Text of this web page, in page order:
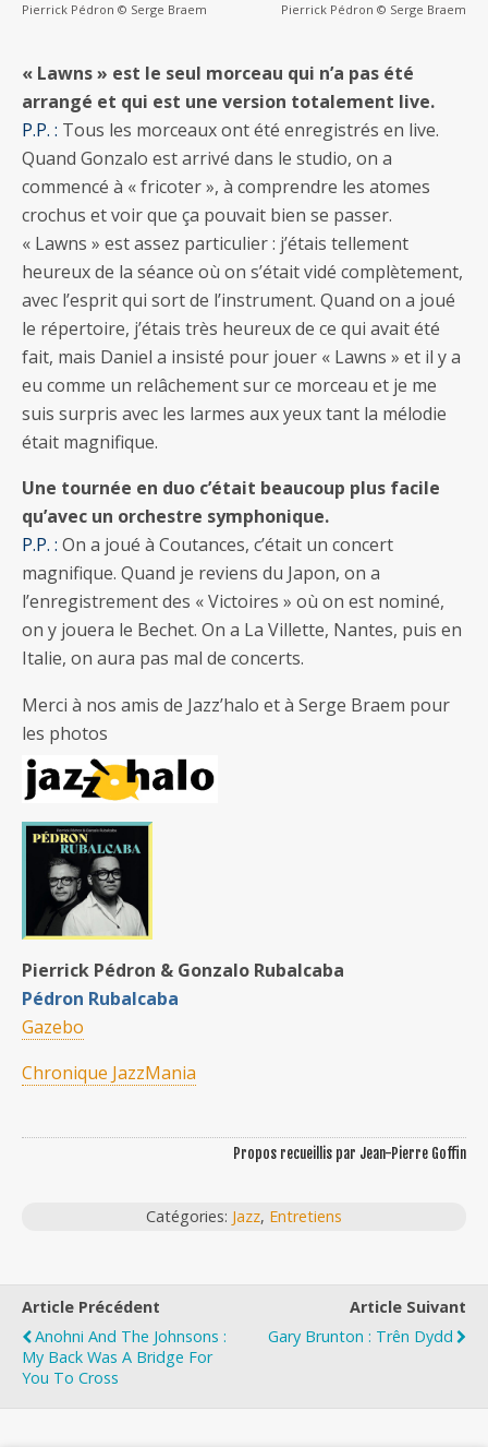
Pierrick Pédron © Serge Braem Pierrick Pédron © Serge Braem
« Lawns » est le seul morceau qui n’a pas été
arrangé et qui est une version totalement live.
P.P. : Tous les morceaux ont été enregistrés en live.
Quand Gonzalo est arrivé dans le studio, on a
commencé à « fricoter », à comprendre les atomes
crochus et voir que ça pouvait bien se passer.
« Lawns » est assez particulier : j’étais tellement
heureux de la séance où on s’était vidé complètement,
avec l’esprit qui sort de l’instrument. Quand on a joué
le répertoire, j’étais très heureux de ce qui avait été
fait, mais Daniel a insisté pour jouer « Lawns » et il y a
eu comme un relâchement sur ce morceau et je me
suis surpris avec les larmes aux yeux tant la mélodie
était magnifique.
Une tournée en duo c’était beaucoup plus facile
qu’avec un orchestre symphonique.
P.P. : On a joué à Coutances, c’était un concert
magnifique. Quand je reviens du Japon, on a
l’enregistrement des « Victoires » où on est nominé,
on y jouera le Bechet. On a La Villette, Nantes, puis en
Italie, on aura pas mal de concerts.
Merci à nos amis de Jazz’halo et à Serge Braem pour
les photos
Pierrick Pédron & Gonzalo Rubalcaba
Pédron Rubalcaba
Gazebo
Chronique JazzMania
Propos recueillis par Jean-Pierre Goffin
Catégories: Jazz, Entretiens
Article Précédent
Anohni And The Johnsons :
My Back Was A Bridge For
You To Cross
Article Suivant
Gary Brunton : Trên Dydd